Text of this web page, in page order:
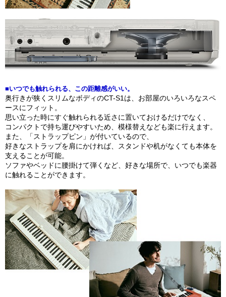
■いつでも触れられる、この距離感がいい。
奥行きが狭くスリムなボディのCT-S1は、お部屋のいろいろなスペ
ースにフィット。
思い立った時にすぐ触れられる近さに置いておけるだけでなく、
コンパクトで持ち運びやすいため、模様替えなども楽に行えます。
また、「ストラップピン」が付いているので、
好きなストラップを肩にかければ、スタンドや机がなくても本体を
支えることが可能。
ソファやベッドに腰掛けて弾くなど、好きな場所で、いつでも楽器
に触れることができます。